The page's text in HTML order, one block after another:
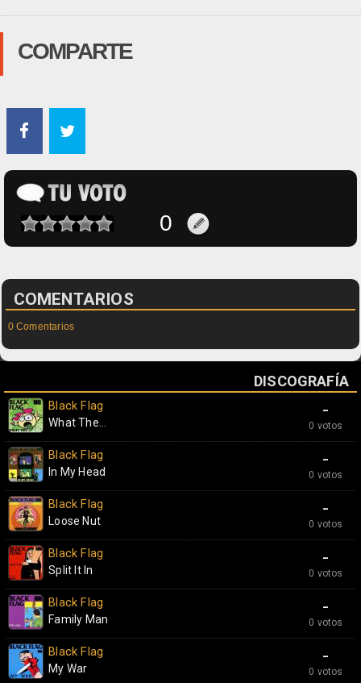
COMPARTE
COMENTARIOS
0 Comentarios
DISCOGRAFÍA
-
0 votos
Black Flag
What The...
-
0 votos
Black Flag
In My Head
-
0 votos
Black Flag
Loose Nut
-
0 votos
Black Flag
Split It In
-
0 votos
Black Flag
Family Man
-
0 votos
Black Flag
My War